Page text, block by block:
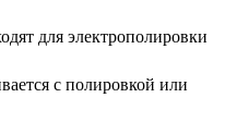
для электрополировки
с полировкой или